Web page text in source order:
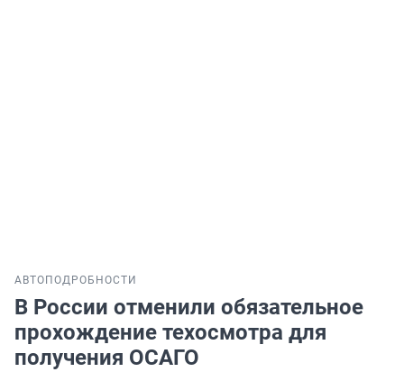
АВТО ПОДРОБНОСТИ
В России отменили обязательное
прохождение техосмотра для
получения ОСАГО